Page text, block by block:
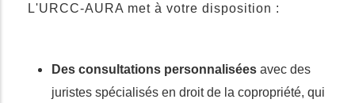
L'URCC-AURA met à votre disposition :
Des consultations personnalisées avec des
juristes spécialisés en droit de la copropriété, qui